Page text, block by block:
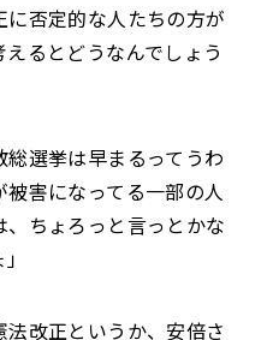
否定的な人たちの方が
るとどうなんでしょう
総選挙は早まるってうわ
害になってる一部の人
ちょろっと言っとかな
法改正というか、安倍さ